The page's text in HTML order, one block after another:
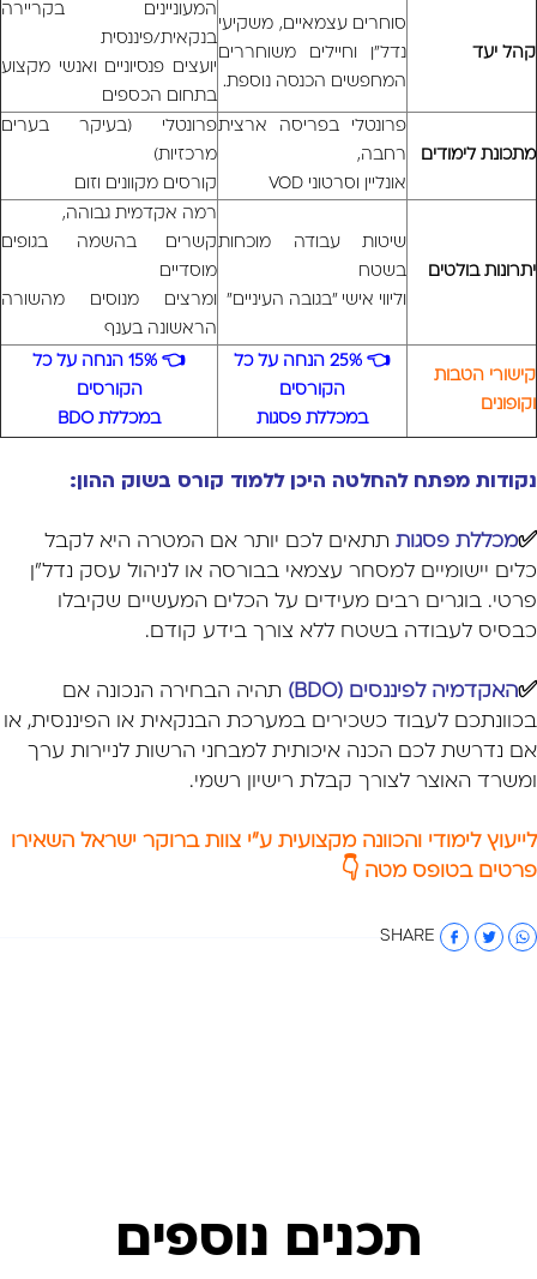
קהל יעד
סוחרים עצמאיים, משקיעי
נדל"ן וחיילים משוחררים
המחפשים הכנסה נוספת.
המעוניינים בקריירה
בנקאית/פיננסית
יועצים פנסיוניים ואנשי מקצוע
בתחום הכספים
מתכונת לימודים
פרונטלי בפריסה ארצית
רחבה,
אונליין וסרטוני VOD
פרונטלי (בעיקר בערים
מרכזיות)
קורסים מקוונים וזום
יתרונות בולטים
שיטות עבודה מוכחות
בשטח
וליווי אישי "בגובה העיניים"
רמה אקדמית גבוהה,
קשרים בהשמה בגופים
מוסדיים
ומרצים מנוסים מהשורה
הראשונה בענף
קישורי הטבות
וקופונים
👈 25% הנחה על כל
הקורסים
במכללת פסגות
👈 15% הנחה על כל
הקורסים
במכללת BDO
נקודות מפתח להחלטה היכן ללמוד קורס בשוק ההון:
✅מכללת פסגות תתאים לכם יותר אם המטרה היא לקבל
כלים יישומיים למסחר עצמאי בבורסה או לניהול עסק נדל"ן
פרטי. בוגרים רבים מעידים על הכלים המעשיים שקיבלו
כבסיס לעבודה בשטח ללא צורך בידע קודם.
✅האקדמיה לפיננסים (BDO)
תהיה הבחירה הנכונה אם
בכוונתכם לעבוד כשכירים במערכת הבנקאית או הפיננסית, או
אם נדרשת לכם הכנה איכותית למבחני הרשות לניירות ערך
ומשרד האוצר לצורך קבלת רישיון רשמי.
לייעוץ לימודי והכוונה מקצועית ע"י צוות ברוקר ישראל השאירו
פרטים בטופס מטה 👇
SHARE
תכנים נוספים